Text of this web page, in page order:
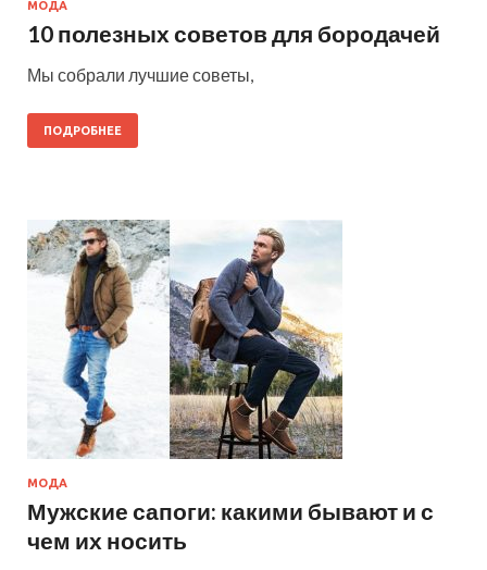
МОДА
10 полезных советов для бородачей
Мы собрали лучшие советы,
ПОДРОБНЕЕ
МОДА
Мужские сапоги: какими бывают и с
чем их носить